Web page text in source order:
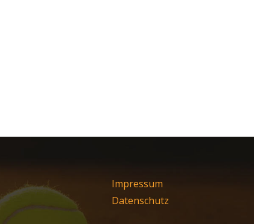
Impressum
Datenschutz